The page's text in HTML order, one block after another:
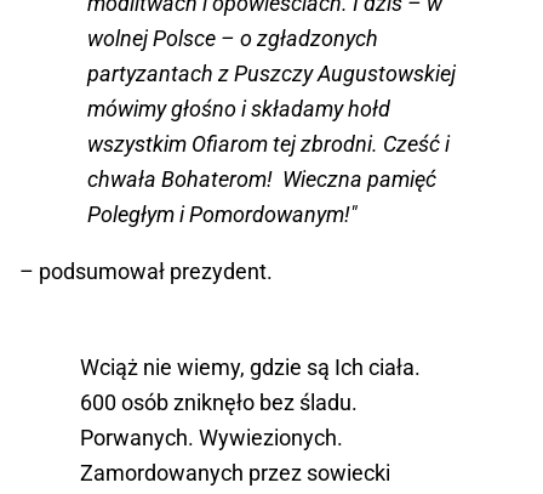
wolnej Polsce – o zgładzonych
partyzantach z Puszczy Augustowskiej
mówimy głośno i składamy hołd
wszystkim Ofiarom tej zbrodni. Cześć i
chwała Bohaterom! Wieczna pamięć
Poległym i Pomordowanym!"
– podsumował prezydent.
Wciąż nie wiemy, gdzie są Ich ciała.
600 osób zniknęło bez śladu.
Porwanych. Wywiezionych.
Zamordowanych przez sowiecki